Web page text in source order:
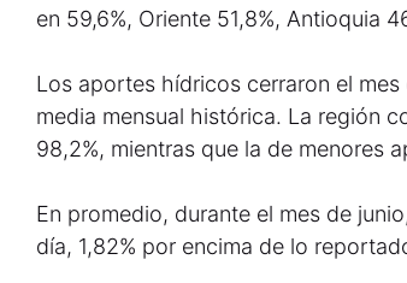
en 59,6%, Oriente 51,8%, Antioquia
Los aportes hídricos cerraron el
media mensual histórica. La región
98,2%, mientras que la de menores
En promedio, durante el mes de
día, 1,82% por encima de lo